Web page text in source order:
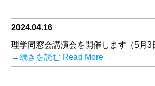
2024.04.16
理学同窓会講演会を開催します（5月3
→続きを読む Read More